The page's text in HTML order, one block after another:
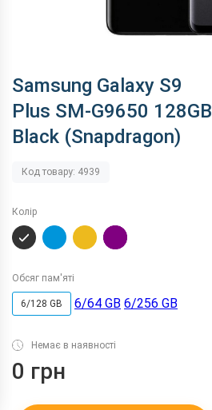
Samsung Galaxy S9
Plus SM-G9650 128GB
Black (Snapdragon)
Код товару: 4939
Колір
Обсяг пам'яті
6/128 GB 6/64 GB 6/256 GB
Немає в наявності
0 грн